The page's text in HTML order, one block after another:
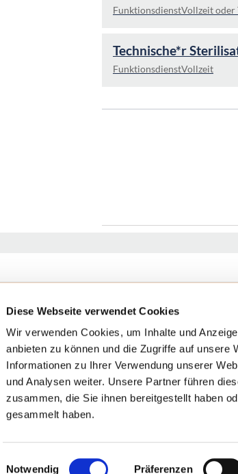
Diese Webseite verwendet Cookies
Wir verwenden Cookies, um Inhalte und
anbieten zu können und die Zugriffe auf unsere
Informationen zu Ihrer Verwendung unserer
und Analysen weiter. Unsere Partner führen
zusammen, die Sie ihnen bereitgestellt haben
gesammelt haben.
Einwilligungsauswahl
Notwendig Präferenzen
FunktionsdienstVollzeit oder
Technische*r
FunktionsdienstVollzeit
Hospital
Kliniken
Zentren
Einrichtungen